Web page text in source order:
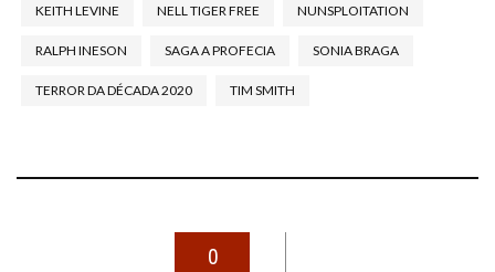
KEITH LEVINE NELL TIGER FREE NUNSPLOITATION
RALPH INESON SAGA A PROFECIA SONIA BRAGA
TERROR DA DÉCADA 2020 TIM SMITH
0